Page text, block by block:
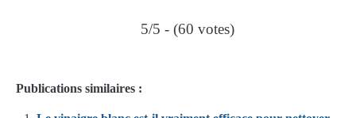
5/5 - (60 votes)
Publications similaires :